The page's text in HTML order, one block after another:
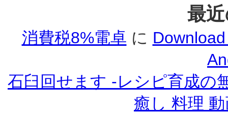
最
消費税8%電卓 に
石臼回せます -レシピ育成の
癒し 料理